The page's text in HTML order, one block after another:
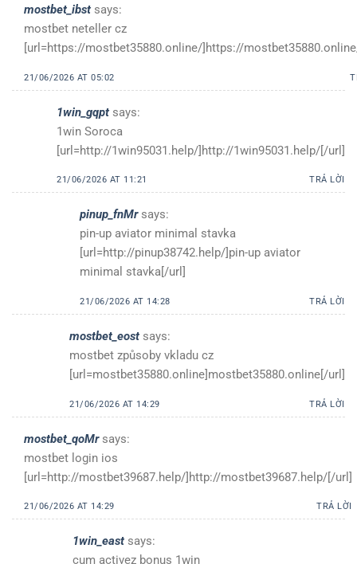
mostbet_ibst says:
mostbet neteller cz
[url=https://mostbet35880.online/]https://
21/06/2026 AT 05:02
1win_gqpt says:
1win Soroca
[url=http://1win95031.help/]http://1win95031.help/[/url]
21/06/2026 AT 11:21 TRẢ LỜI
pinup_fnMr says:
pin-up aviator minimal stavka
[url=http://pinup38742.help/]pin-up aviator
minimal stavka[/url]
21/06/2026 AT 14:28 TRẢ LỜI
mostbet_eost says:
mostbet způsoby vkladu cz
[url=mostbet35880.online]mostbet35880.online[/url]
21/06/2026 AT 14:29 TRẢ LỜI
mostbet_qoMr says:
mostbet login ios
[url=http://mostbet39687.help/]http://mostbet39687.help/[/url]
21/06/2026 AT 14:29 TRẢ LỜI
1win_east says:
cum activez bonus 1win